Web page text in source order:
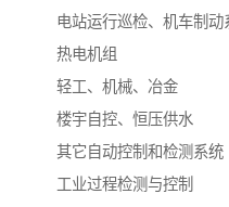
电站运行巡检、机车制动
热电机组
轻工、机械、冶金
楼宇自控、恒压供水
其它自动控制和检测系统
工业过程检测与控制